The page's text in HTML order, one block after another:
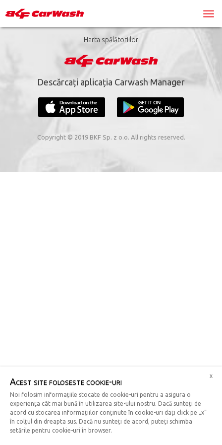
Harta spălătoriilor
Descărcați aplicația Carwash Manager
Copyright © 2019 BKF Sp. z o.o. All rights reserved.
Acest site foloseste cookie-uri
Noi folosim informațiile stocate de cookie-uri pentru a asigura o
experiența cât mai bună în utilizarea site-ului nostru. Dacă sunteți de
acord cu stocarea informațiilor conținute în cookie-uri dați click pe „x“
în colțul din dreapta sus. Dacă nu sunteți de acord, puteți schimba
setările pentru cookie-uri în browser.
x